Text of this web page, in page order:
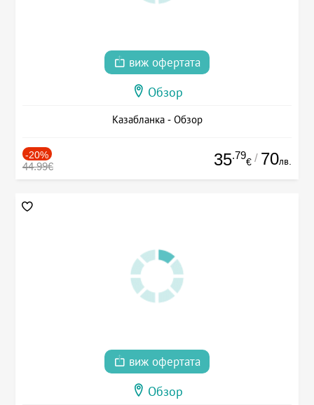
виж офертата
Обзор
Казабланка - Обзор
-20%
44.99€ 35.79
€ / 70лв.
виж офертата
Обзор